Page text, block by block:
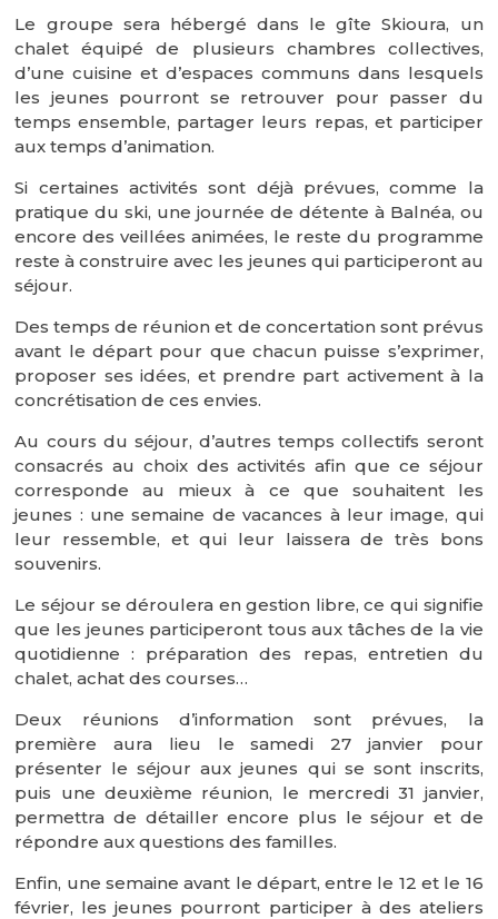
Le groupe sera hébergé dans le gîte Skioura, un
chalet équipé de plusieurs chambres collectives,
d’une cuisine et d’espaces communs dans lesquels
les jeunes pourront se retrouver pour passer du
temps ensemble, partager leurs repas, et participer
aux temps d’animation.
Si certaines activités sont déjà prévues, comme la
pratique du ski, une journée de détente à Balnéa, ou
encore des veillées animées, le reste du programme
reste à construire avec les jeunes qui participeront au
séjour.
Des temps de réunion et de concertation sont prévus
avant le départ pour que chacun puisse s’exprimer,
proposer ses idées, et prendre part activement à la
concrétisation de ces envies.
Au cours du séjour, d’autres temps collectifs seront
consacrés au choix des activités afin que ce séjour
corresponde au mieux à ce que souhaitent les
jeunes : une semaine de vacances à leur image, qui
leur ressemble, et qui leur laissera de très bons
souvenirs.
Le séjour se déroulera en gestion libre, ce qui signifie
que les jeunes participeront tous aux tâches de la vie
quotidienne : préparation des repas, entretien du
chalet, achat des courses…
Deux réunions d’information sont prévues, la
première aura lieu le samedi 27 janvier pour
présenter le séjour aux jeunes qui se sont inscrits,
puis une deuxième réunion, le mercredi 31 janvier,
permettra de détailler encore plus le séjour et de
répondre aux questions des familles.
Enfin, une semaine avant le départ, entre le 12 et le 16
février, les jeunes pourront participer à des ateliers